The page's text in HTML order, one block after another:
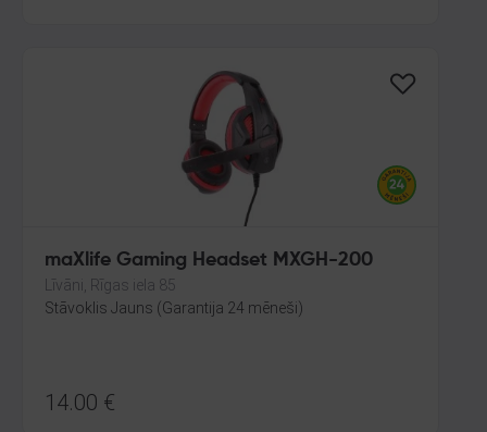
maXlife Gaming Headset MXGH-200
Līvāni, Rīgas iela 85
Stāvoklis Jauns (Garantija 24 mēneši)
14.00 €